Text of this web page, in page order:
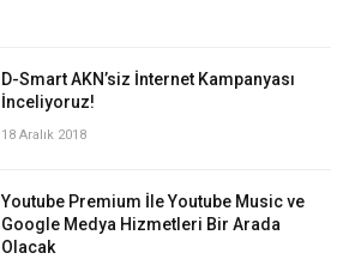
D-Smart AKN’siz İnternet Kampanyası
İnceliyoruz!
18 Aralık 2018
Youtube Premium İle Youtube Music ve
Google Medya Hizmetleri Bir Arada
Olacak